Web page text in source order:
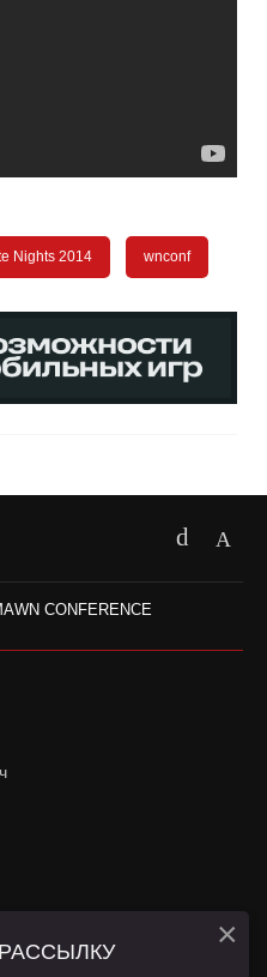
Nights 2014 wnconf
WN CONFERENCE
ссылка на
×